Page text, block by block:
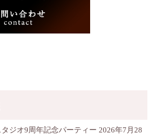
ジオ9周年記念パーティー 2026年7月28